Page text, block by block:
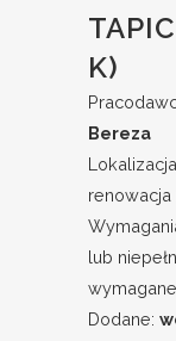
K)
Bereza
lub
Dodane: